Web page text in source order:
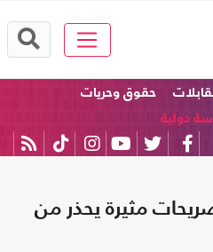
حقوق وحريات
دولية
مثيرة يحذر من